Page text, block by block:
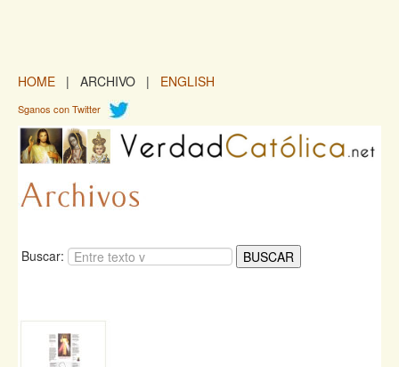
HOME | ARCHIVO | ENGLISH
Sganos con Twitter
Buscar: